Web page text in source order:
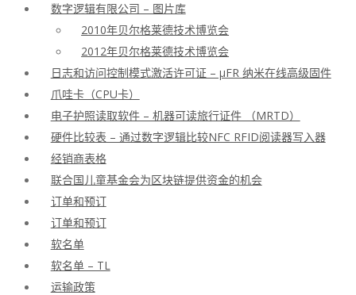
数字逻辑有限公司 – 图片库
2010年贝尔格莱德技术博览会
2012年贝尔格莱德技术博览会
日志和访问控制模式激活许可证 – μFR 纳米在线高级固件
爪哇卡（CPU卡）
电子护照读取软件 – 机器可读旅行证件 （MRTD）
硬件比较表 – 通过数字逻辑比较NFC RFID阅读器写入器
经销商表格
联合国儿童基金会为区块链提供资金的机会
订单和预订
订单和预订
软名单
软名单 – TL
运输政策